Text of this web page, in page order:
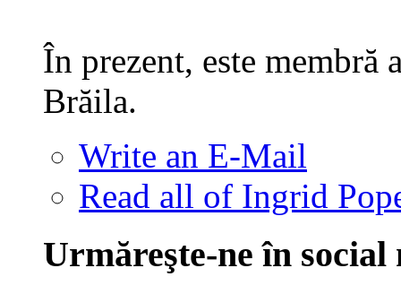
În prezent, este membră
Brăila.
Write an E-Mail
Read all of Ingrid
Urmăreşte-ne în social